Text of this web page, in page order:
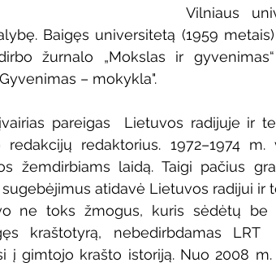
Vilniaus
Baigęs universitetą (1959
žurnalo „Mokslas ir
– mokykla".
pareigas  Lietuvos radijuje ir
redaktorius. 1972–1974
žemdirbiams laidą. Taigi pačius
atidavė Lietuvos radijui ir
ne toks žmogus, kuris sėdėtų be
kraštotyrą, nebedirbdamas
į gimtojo krašto istoriją. Nuo 2008 m.